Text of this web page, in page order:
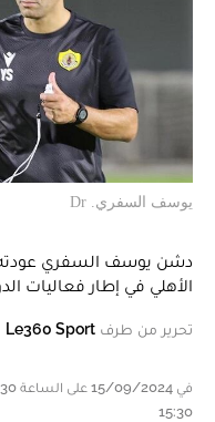
يوسف السفري. Dr
دشن يوسف السفري عودته
الأهلي في إطار فعاليات
تحرير من طرف Le360 Sport
15:30